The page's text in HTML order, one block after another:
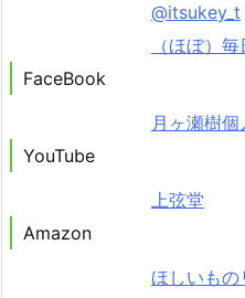
@itsukey_t
（ほぼ）
FaceBook
月ヶ瀬樹個
YouTube
上弦堂
Amazon
ほしいもの